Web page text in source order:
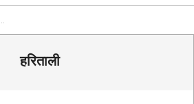
हरिताली